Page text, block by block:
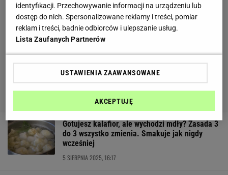
Gotujesz kalafior, ale wychodzi mdły? Zasada 3
do 3 wszystko zmienia. Smakuje jak nigdy
wcześniej
5 SIERPNIA 2025, 16:17
identyfikacji. Przechowywanie informacji na urządzeniu lub
dostęp do nich. Spersonalizowane reklamy i treści, pomiar
reklam i treści, badnie odbiorców i ulepszanie usług.
Lista Zaufanych Partnerów
USTAWIENIA ZAAWANSOWANE
AKCEPTUJĘ